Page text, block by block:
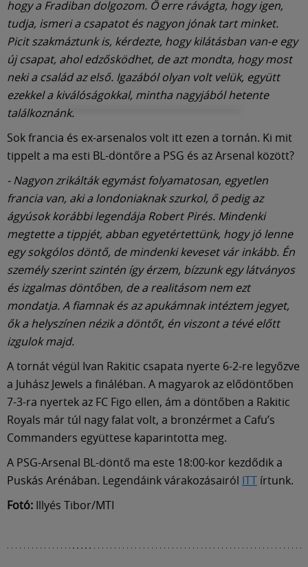
hogy a Fradiban dolgozom. Ő erre rávágta, hogy igen,
tudja, ismeri a csapatot és nagyon jónak tart minket.
Picit szakmáztunk is, kérdezte, hogy kilátásban van-e egy
új csapat, ahol edzősködhet, de azt mondta, hogy most
neki a család az első. Igazából olyan volt velük, együtt
ezekkel a kiválóságokkal, mintha nagyjából hetente
találkoznánk.
Sok francia és ex-arsenalos volt itt ezen a tornán. Ki mit
tippelt a ma esti BL-döntőre a PSG és az Arsenal között?
- Nagyon zrikálták egymást folyamatosan, egyetlen
francia van, aki a londoniaknak szurkol, ő pedig az
ágyúsok korábbi legendája Robert Pirés. Mindenki
megtette a tippjét, abban egyetértettünk, hogy jó lenne
egy sokgólos döntő, de mindenki keveset vár inkább. Én
személy szerint szintén így érzem, bízzunk egy látványos
és izgalmas döntőben, de a realitásom nem ezt
mondatja. A fiamnak és az apukámnak intéztem jegyet,
ők a helyszínen nézik a döntőt, én viszont a tévé előtt
izgulok majd.
A tornát végül Ivan Rakitic csapata nyerte 6-2-re legyőzve
a Juhász Jewels a fináléban. A magyarok az elődöntőben
7-3-ra nyertek az FC Figo ellen, ám a döntőben a Rakitic
Royals már túl nagy falat volt, a bronzérmet a Cafu’s
Commanders együttese kaparintotta meg.
A PSG-Arsenal BL-döntő ma este 18:00-kor kezdődik a
Puskás Arénában. Legendáink várakozásairól ITT írtunk.
Fotó: Illyés Tibor/MTI